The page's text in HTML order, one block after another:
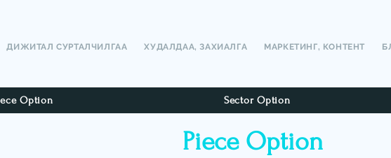
ДИЖИТАЛ СУРТАЛЧИЛГАА ХУДАЛДАА, ЗАХИАЛГА МАРКЕТИНГ, КОНТЕНТ
Option Sector Option
Piece Option